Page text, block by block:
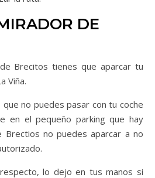
DE
Brecitos tienes que aparcar tu
Viña.
no puedes pasar con tu coche
en el pequeño parking que hay
no puedes aparcar a no
lo dejo en tus manos si